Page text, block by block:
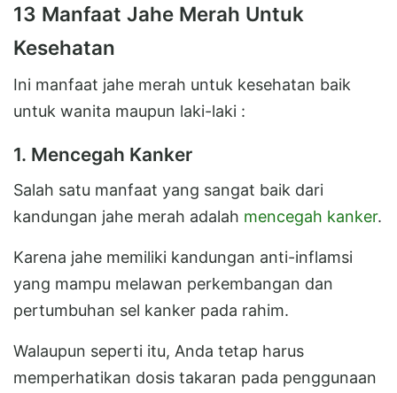
13 Manfaat Jahe Merah Untuk
Kesehatan
Ini manfaat jahe merah untuk kesehatan baik
untuk wanita maupun laki-laki :
1. Mencegah Kanker
Salah satu manfaat yang sangat baik dari
kandungan jahe merah adalah mencegah kanker.
Karena jahe memiliki kandungan anti-inflamsi
yang mampu melawan perkembangan dan
pertumbuhan sel kanker pada rahim.
Walaupun seperti itu, Anda tetap harus
memperhatikan dosis takaran pada penggunaan